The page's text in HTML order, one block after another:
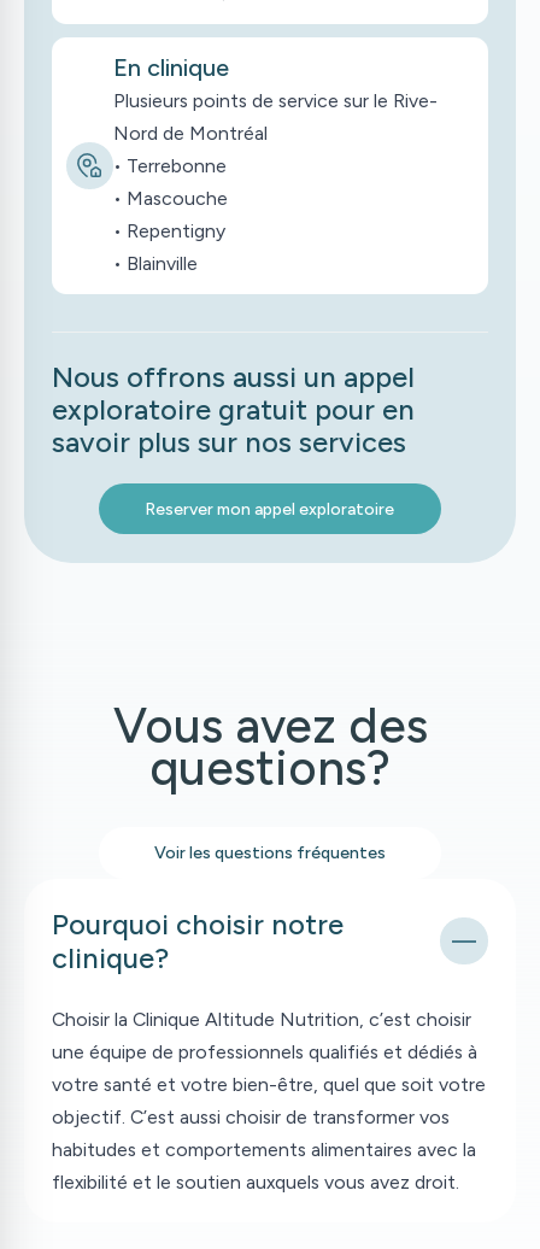
En clinique
Plusieurs points de service sur le Rive-
Nord de Montréal
• Terrebonne
• Mascouche
• Repentigny
• Blainville
Nous offrons aussi un appel
exploratoire gratuit pour en
savoir plus sur nos services
Reserver mon appel exploratoire
Vous avez des
questions?
Voir les questions fréquentes
Pourquoi choisir notre
clinique?
Choisir la Clinique Altitude Nutrition, c’est choisir
une équipe de professionnels qualifiés et dédiés à
votre santé et votre bien-être, quel que soit votre
objectif. C’est aussi choisir de transformer vos
habitudes et comportements alimentaires avec la
flexibilité et le soutien auxquels vous avez droit.